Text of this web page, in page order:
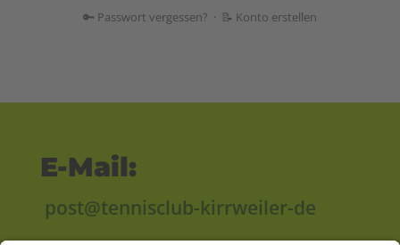
🔑 Passwort vergessen? · 📝 Konto erstellen
E-Mail:
post@tennisclub-kirrweiler-de